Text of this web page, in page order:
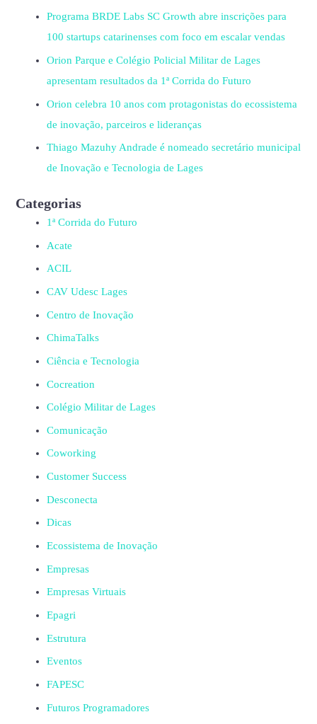
Programa BRDE Labs SC Growth abre inscrições para
100 startups catarinenses com foco em escalar vendas
Orion Parque e Colégio Policial Militar de Lages
apresentam resultados da 1ª Corrida do Futuro
Orion celebra 10 anos com protagonistas do ecossistema
de inovação, parceiros e lideranças
Thiago Mazuhy Andrade é nomeado secretário municipal
de Inovação e Tecnologia de Lages
Categorias
1ª Corrida do Futuro
Acate
ACIL
CAV Udesc Lages
Centro de Inovação
ChimaTalks
Ciência e Tecnologia
Cocreation
Colégio Militar de Lages
Comunicação
Coworking
Customer Success
Desconecta
Dicas
Ecossistema de Inovação
Empresas
Empresas Virtuais
Epagri
Estrutura
Eventos
FAPESC
Futuros Programadores